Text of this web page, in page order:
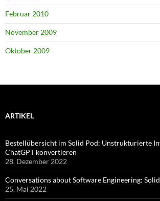
Februar 2010
November 2009
Oktober 2009
ARTIKEL
Bestellübersicht im Solid Pod: Unstrukturierte
ChatGPT konvertieren
28. Dezember 2022
Conversations about Software Engineering: Solid
25. Mai 2022